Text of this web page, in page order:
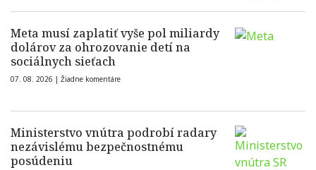
Meta musí zaplatiť vyše pol miliardy
dolárov za ohrozovanie detí na
sociálnych sieťach
07. 08. 2026 | Žiadne komentáre
Ministerstvo vnútra podrobí radary
nezávislému bezpečnostnému
posúdeniu